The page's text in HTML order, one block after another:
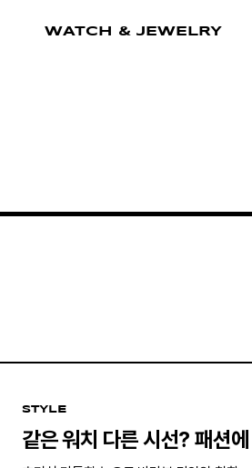
WATCH & JEWELRY
STYLE
같은 워치 다른 시선? 패션